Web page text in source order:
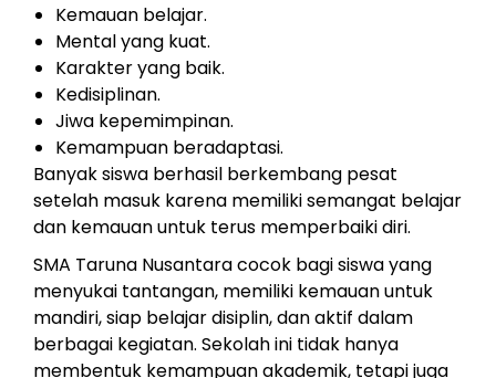
Kemauan belajar.
Mental yang kuat.
Karakter yang baik.
Kedisiplinan.
Jiwa kepemimpinan.
Kemampuan beradaptasi.
Banyak siswa berhasil berkembang pesat
setelah masuk karena memiliki semangat belajar
dan kemauan untuk terus memperbaiki diri.
SMA Taruna Nusantara cocok bagi siswa yang
menyukai tantangan, memiliki kemauan untuk
mandiri, siap belajar disiplin, dan aktif dalam
berbagai kegiatan. Sekolah ini tidak hanya
membentuk kemampuan akademik, tetapi juga